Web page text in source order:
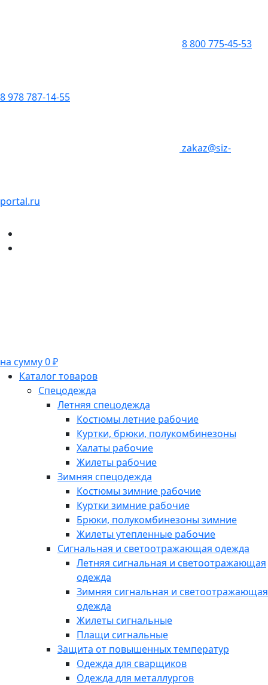
8 800 775-45-53
8 978 787-14-55
zakaz@siz-
portal.ru
на сумму 0 ₽
Каталог товаров
Спецодежда
Летняя спецодежда
Костюмы летние рабочие
Куртки, брюки, полукомбинезоны
Халаты рабочие
Жилеты рабочие
Зимняя спецодежда
Костюмы зимние рабочие
Куртки зимние рабочие
Брюки, полукомбинезоны зимние
Жилеты утепленные рабочие
Сигнальная и светоотражающая одежда
Летняя сигнальная и светоотражающая
одежда
Зимняя сигнальная и светоотражающая
одежда
Жилеты сигнальные
Плащи сигнальные
Защита от повышенных температур
Одежда для сварщиков
Одежда для металлургов